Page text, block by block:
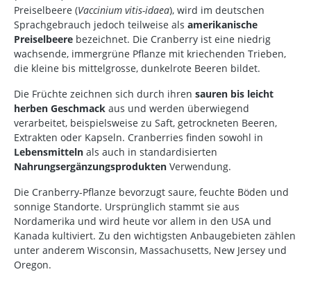
Preiselbeere (Vaccinium vitis-idaea), wird im deutschen
Sprachgebrauch jedoch teilweise als amerikanische
Preiselbeere bezeichnet. Die Cranberry ist eine niedrig
wachsende, immergrüne Pflanze mit kriechenden Trieben,
die kleine bis mittelgrosse, dunkelrote Beeren bildet.
Die Früchte zeichnen sich durch ihren sauren bis leicht
herben Geschmack aus und werden überwiegend
verarbeitet, beispielsweise zu Saft, getrockneten Beeren,
Extrakten oder Kapseln. Cranberries finden sowohl in
Lebensmitteln als auch in standardisierten
Nahrungsergänzungsprodukten Verwendung.
Die Cranberry-Pflanze bevorzugt saure, feuchte Böden und
sonnige Standorte. Ursprünglich stammt sie aus
Nordamerika und wird heute vor allem in den USA und
Kanada kultiviert. Zu den wichtigsten Anbaugebieten zählen
unter anderem Wisconsin, Massachusetts, New Jersey und
Oregon.